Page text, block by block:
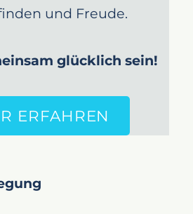
und Freude.
glücklich sein!
ERFAHREN